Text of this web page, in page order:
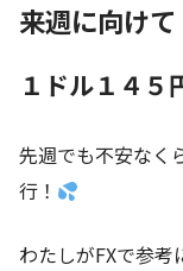
来週に向けて
１ドル１４５
先週でも不安なく
行！
わたしがFXで参